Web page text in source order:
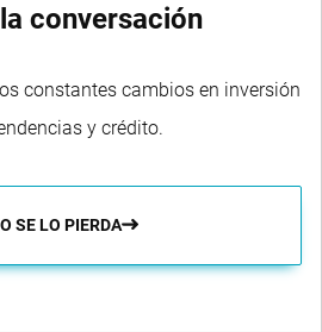
conversación
constantes cambios en inversión
y crédito.
SE LO PIERDA